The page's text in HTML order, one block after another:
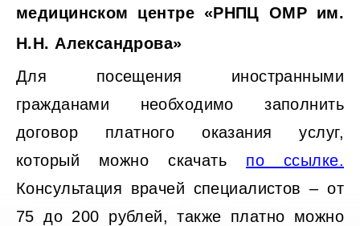
медицинском центре «РНПЦ ОМР им.
Н.Н. Александрова»
Для посещения иностранными
гражданами необходимо заполнить
договор платного оказания услуг,
который можно скачать по ссылке.
Консультация врачей специалистов – от
75 до 200 рублей, также платно можно